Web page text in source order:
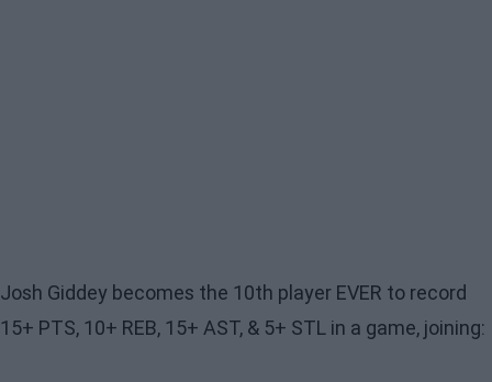
Josh Giddey becomes the 10th player EVER to record
15+ PTS, 10+ REB, 15+ AST, & 5+ STL in a game, joining: